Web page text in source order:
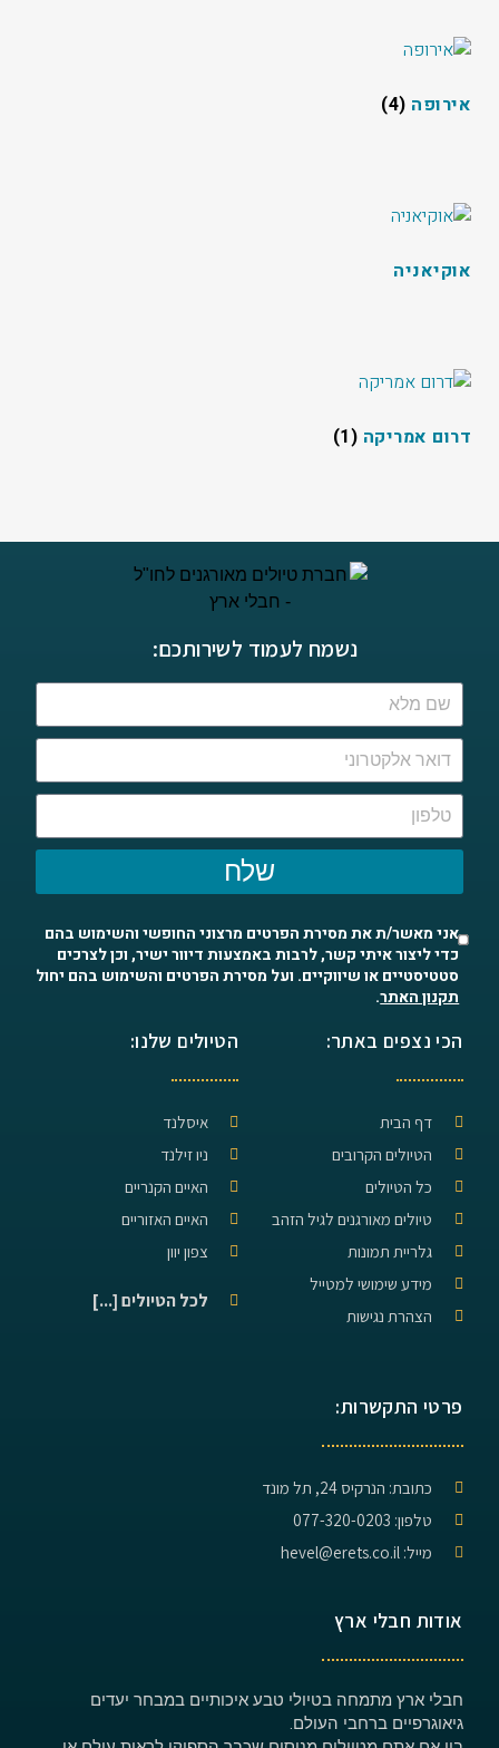
אירופה (4)
אוקיאניה
דרום אמריקה (1)
נשמח לעמוד לשירותכם:
שלח
אני מאשר/ת את מסירת הפרטים מרצוני החופשי והשימוש בהם
כדי ליצור איתי קשר, לרבות באמצעות דיוור ישיר, וכן לצרכים
סטטיסטיים או שיווקיים. ועל מסירת הפרטים והשימוש בהם יחול
תקנון האתר.
הכי נצפים באתר:
דף הבית
הטיולים הקרובים
כל הטיולים
טיולים מאורגנים לגיל הזהב
גלריית תמונות
מידע שימושי למטייל
הצהרת נגישות
הטיולים שלנו:
איסלנד
ניו זילנד
האיים הקנריים
האיים האזוריים
צפון יוון
לכל הטיולים [...]
פרטי התקשרות:
כתובת: הנרקיס 24, תל מונד
טלפון: 077-320-0203
מייל: hevel@erets.co.il
אודות חבלי ארץ
חבלי ארץ מתמחה בטיולי טבע איכותיים במבחר יעדים
גיאוגרפיים ברחבי העולם.